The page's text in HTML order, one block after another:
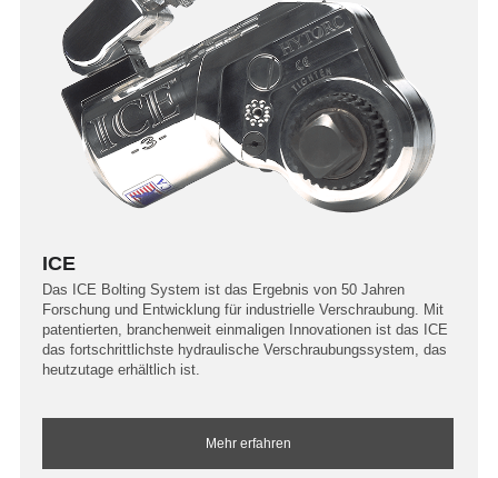
ICE
Das ICE Bolting System ist das Ergebnis von 50 Jahren
Forschung und Entwicklung für industrielle Verschraubung. Mit
patentierten, branchenweit einmaligen Innovationen ist das ICE
das fortschrittlichste hydraulische Verschraubungssystem, das
heutzutage erhältlich ist.
Mehr erfahren